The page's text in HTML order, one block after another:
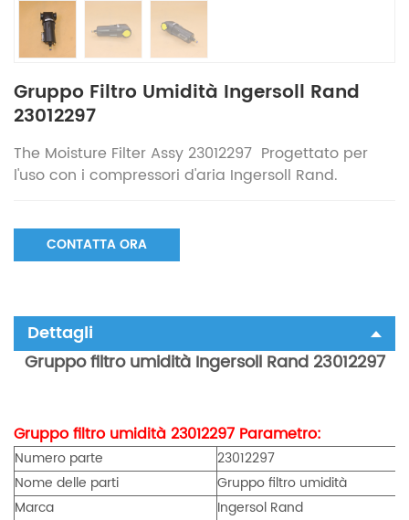
Gruppo Filtro Umidità Ingersoll Rand
23012297
The Moisture Filter Assy 23012297 Progettato per
l'uso con i compressori d'aria Ingersoll Rand.
CONTATTA ORA
Dettagli
Gruppo filtro umidità Ingersoll Rand 23012297
Gruppo filtro umidità23012297 Parametro:
Numero parte
23012297
Nome delle parti
Gruppo filtro umidità
Marca
Ingersol Rand